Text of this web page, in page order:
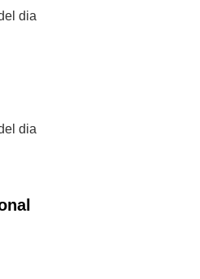
dia
dia